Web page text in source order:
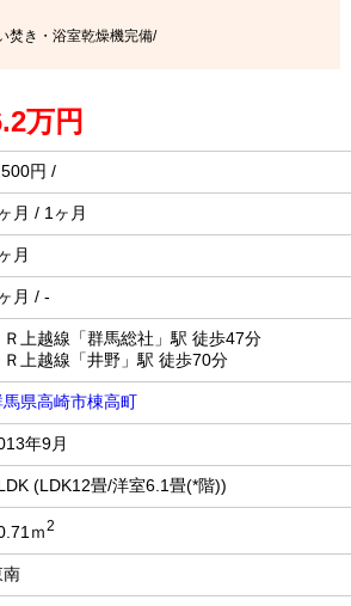
焚き・浴室乾燥機完備/
万円
円 /
月 / 1ヶ月
月
月 / -
Ｒ上越線「群馬総社」駅 徒歩47分
Ｒ上越線「井野」駅 徒歩70分
馬県高崎市棟高町
年9月
(LDK12畳/洋室6.1畳(*階))
ｍ2
南